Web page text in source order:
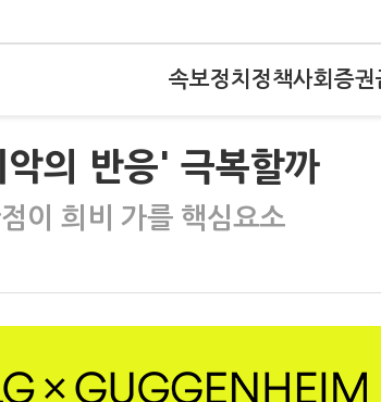
속보정치 정책사회 증권
의 반응' 극복할까
이 희비 가를 핵심요소